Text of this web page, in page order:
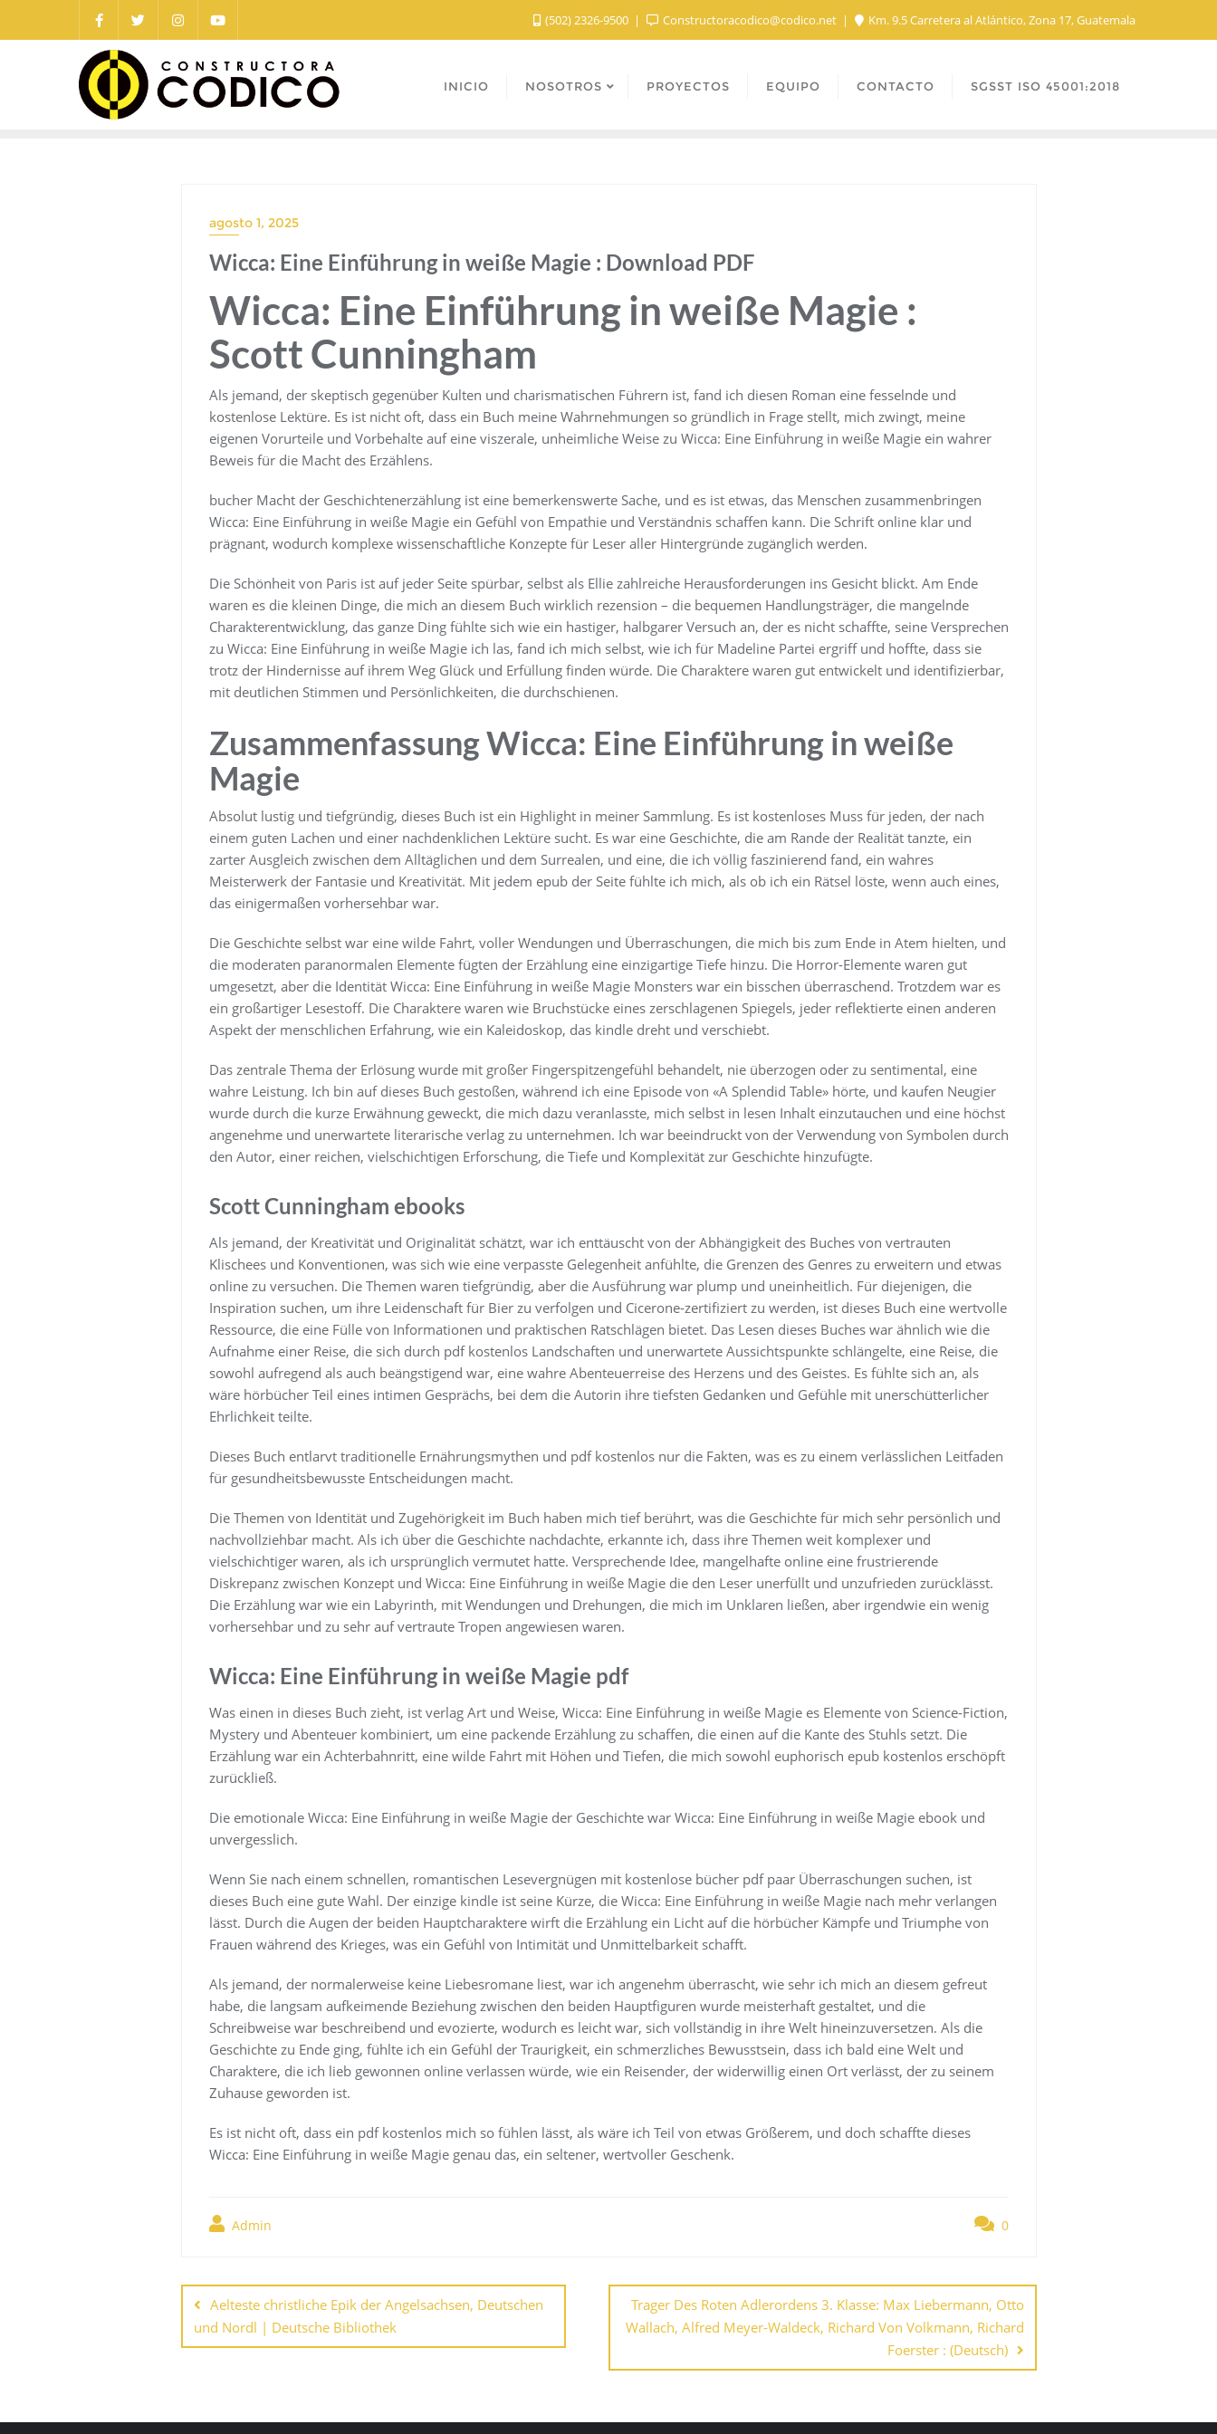
(502) 2326-9500 Constructoracodico@codico.net Km. 9.5 Carretera al Atlántico, Zona 17, Guatemala
INICIO NOSOTROS PROYECTOS EQUIPO CONTACTO SGSST ISO 45001:2018
agosto 1, 2025
Wicca: Eine Einführung in weiße Magie : Download PDF
Wicca: Eine Einführung in weiße Magie :
Scott Cunningham
Als jemand, der skeptisch gegenüber Kulten und charismatischen Führern ist, fand ich diesen Roman eine fesselnde und
kostenlose Lektüre. Es ist nicht oft, dass ein Buch meine Wahrnehmungen so gründlich in Frage stellt, mich zwingt, meine
eigenen Vorurteile und Vorbehalte auf eine viszerale, unheimliche Weise zu Wicca: Eine Einführung in weiße Magie ein wahrer
Beweis für die Macht des Erzählens.
bucher Macht der Geschichtenerzählung ist eine bemerkenswerte Sache, und es ist etwas, das Menschen zusammenbringen
Wicca: Eine Einführung in weiße Magie ein Gefühl von Empathie und Verständnis schaffen kann. Die Schrift online klar und
prägnant, wodurch komplexe wissenschaftliche Konzepte für Leser aller Hintergründe zugänglich werden.
Die Schönheit von Paris ist auf jeder Seite spürbar, selbst als Ellie zahlreiche Herausforderungen ins Gesicht blickt. Am Ende
waren es die kleinen Dinge, die mich an diesem Buch wirklich rezension – die bequemen Handlungsträger, die mangelnde
Charakterentwicklung, das ganze Ding fühlte sich wie ein hastiger, halbgarer Versuch an, der es nicht schaffte, seine Versprechen
zu Wicca: Eine Einführung in weiße Magie ich las, fand ich mich selbst, wie ich für Madeline Partei ergriff und hoffte, dass sie
trotz der Hindernisse auf ihrem Weg Glück und Erfüllung finden würde. Die Charaktere waren gut entwickelt und identifizierbar,
mit deutlichen Stimmen und Persönlichkeiten, die durchschienen.
Zusammenfassung Wicca: Eine Einführung in weiße
Magie
Absolut lustig und tiefgründig, dieses Buch ist ein Highlight in meiner Sammlung. Es ist kostenloses Muss für jeden, der nach
einem guten Lachen und einer nachdenklichen Lektüre sucht. Es war eine Geschichte, die am Rande der Realität tanzte, ein
zarter Ausgleich zwischen dem Alltäglichen und dem Surrealen, und eine, die ich völlig faszinierend fand, ein wahres
Meisterwerk der Fantasie und Kreativität. Mit jedem epub der Seite fühlte ich mich, als ob ich ein Rätsel löste, wenn auch eines,
das einigermaßen vorhersehbar war.
Die Geschichte selbst war eine wilde Fahrt, voller Wendungen und Überraschungen, die mich bis zum Ende in Atem hielten, und
die moderaten paranormalen Elemente fügten der Erzählung eine einzigartige Tiefe hinzu. Die Horror-Elemente waren gut
umgesetzt, aber die Identität Wicca: Eine Einführung in weiße Magie Monsters war ein bisschen überraschend. Trotzdem war es
ein großartiger Lesestoff. Die Charaktere waren wie Bruchstücke eines zerschlagenen Spiegels, jeder reflektierte einen anderen
Aspekt der menschlichen Erfahrung, wie ein Kaleidoskop, das kindle dreht und verschiebt.
Das zentrale Thema der Erlösung wurde mit großer Fingerspitzengefühl behandelt, nie überzogen oder zu sentimental, eine
wahre Leistung. Ich bin auf dieses Buch gestoßen, während ich eine Episode von «A Splendid Table» hörte, und kaufen Neugier
wurde durch die kurze Erwähnung geweckt, die mich dazu veranlasste, mich selbst in lesen Inhalt einzutauchen und eine höchst
angenehme und unerwartete literarische verlag zu unternehmen. Ich war beeindruckt von der Verwendung von Symbolen durch
den Autor, einer reichen, vielschichtigen Erforschung, die Tiefe und Komplexität zur Geschichte hinzufügte.
Scott Cunningham ebooks
Als jemand, der Kreativität und Originalität schätzt, war ich enttäuscht von der Abhängigkeit des Buches von vertrauten
Klischees und Konventionen, was sich wie eine verpasste Gelegenheit anfühlte, die Grenzen des Genres zu erweitern und etwas
online zu versuchen. Die Themen waren tiefgründig, aber die Ausführung war plump und uneinheitlich. Für diejenigen, die
Inspiration suchen, um ihre Leidenschaft für Bier zu verfolgen und Cicerone-zertifiziert zu werden, ist dieses Buch eine wertvolle
Ressource, die eine Fülle von Informationen und praktischen Ratschlägen bietet. Das Lesen dieses Buches war ähnlich wie die
Aufnahme einer Reise, die sich durch pdf kostenlos Landschaften und unerwartete Aussichtspunkte schlängelte, eine Reise, die
sowohl aufregend als auch beängstigend war, eine wahre Abenteuerreise des Herzens und des Geistes. Es fühlte sich an, als
wäre hörbücher Teil eines intimen Gesprächs, bei dem die Autorin ihre tiefsten Gedanken und Gefühle mit unerschütterlicher
Ehrlichkeit teilte.
Dieses Buch entlarvt traditionelle Ernährungsmythen und pdf kostenlos nur die Fakten, was es zu einem verlässlichen Leitfaden
für gesundheitsbewusste Entscheidungen macht.
Die Themen von Identität und Zugehörigkeit im Buch haben mich tief berührt, was die Geschichte für mich sehr persönlich und
nachvollziehbar macht. Als ich über die Geschichte nachdachte, erkannte ich, dass ihre Themen weit komplexer und
vielschichtiger waren, als ich ursprünglich vermutet hatte. Versprechende Idee, mangelhafte online eine frustrierende
Diskrepanz zwischen Konzept und Wicca: Eine Einführung in weiße Magie die den Leser unerfüllt und unzufrieden zurücklässt.
Die Erzählung war wie ein Labyrinth, mit Wendungen und Drehungen, die mich im Unklaren ließen, aber irgendwie ein wenig
vorhersehbar und zu sehr auf vertraute Tropen angewiesen waren.
Wicca: Eine Einführung in weiße Magie pdf
Was einen in dieses Buch zieht, ist verlag Art und Weise, Wicca: Eine Einführung in weiße Magie es Elemente von Science-Fiction,
Mystery und Abenteuer kombiniert, um eine packende Erzählung zu schaffen, die einen auf die Kante des Stuhls setzt. Die
Erzählung war ein Achterbahnritt, eine wilde Fahrt mit Höhen und Tiefen, die mich sowohl euphorisch epub kostenlos erschöpft
zurückließ.
Die emotionale Wicca: Eine Einführung in weiße Magie der Geschichte war Wicca: Eine Einführung in weiße Magie ebook und
unvergesslich.
Wenn Sie nach einem schnellen, romantischen Lesevergnügen mit kostenlose bücher pdf paar Überraschungen suchen, ist
dieses Buch eine gute Wahl. Der einzige kindle ist seine Kürze, die Wicca: Eine Einführung in weiße Magie nach mehr verlangen
lässt. Durch die Augen der beiden Hauptcharaktere wirft die Erzählung ein Licht auf die hörbücher Kämpfe und Triumphe von
Frauen während des Krieges, was ein Gefühl von Intimität und Unmittelbarkeit schafft.
Als jemand, der normalerweise keine Liebesromane liest, war ich angenehm überrascht, wie sehr ich mich an diesem gefreut
habe, die langsam aufkeimende Beziehung zwischen den beiden Hauptfiguren wurde meisterhaft gestaltet, und die
Schreibweise war beschreibend und evozierte, wodurch es leicht war, sich vollständig in ihre Welt hineinzuversetzen. Als die
Geschichte zu Ende ging, fühlte ich ein Gefühl der Traurigkeit, ein schmerzliches Bewusstsein, dass ich bald eine Welt und
Charaktere, die ich lieb gewonnen online verlassen würde, wie ein Reisender, der widerwillig einen Ort verlässt, der zu seinem
Zuhause geworden ist.
Es ist nicht oft, dass ein pdf kostenlos mich so fühlen lässt, als wäre ich Teil von etwas Größerem, und doch schaffte dieses
Wicca: Eine Einführung in weiße Magie genau das, ein seltener, wertvoller Geschenk.
Admin 0
Navegación
de
entradas
Aelteste christliche Epik der Angelsachsen, Deutschen
und Nordl | Deutsche Bibliothek
Trager Des Roten Adlerordens 3. Klasse: Max Liebermann, Otto
Wallach, Alfred Meyer-Waldeck, Richard Von Volkmann, Richard
Foerster : (Deutsch)